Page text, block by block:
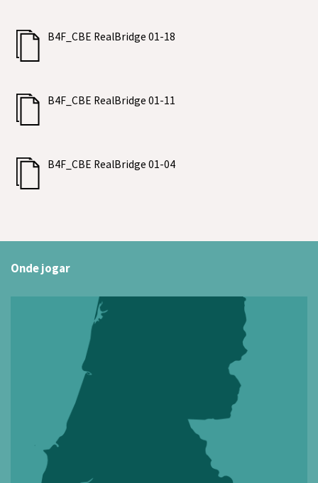
B4F_CBE RealBridge 01-18
B4F_CBE RealBridge 01-11
B4F_CBE RealBridge 01-04
Onde jogar